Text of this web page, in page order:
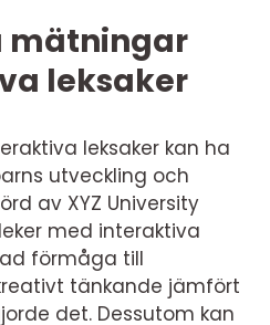
mätningar
leksaker
leksaker kan ha
utveckling och
av XYZ University
med interaktiva
förmåga till
tänkande jämfört
det. Dessutom kan